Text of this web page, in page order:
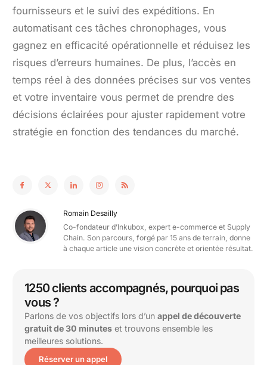
fournisseurs et le suivi des expéditions. En
automatisant ces tâches chronophages, vous
gagnez en efficacité opérationnelle et réduisez les
risques d’erreurs humaines. De plus, l’accès en
temps réel à des données précises sur vos ventes
et votre inventaire vous permet de prendre des
décisions éclairées pour ajuster rapidement votre
stratégie en fonction des tendances du marché.
Romain Desailly
Co-fondateur d’Inkubox, expert e-commerce et Supply
Chain. Son parcours, forgé par 15 ans de terrain, donne
à chaque article une vision concrète et orientée résultat.
1250 clients accompagnés, pourquoi pas
vous ?
Parlons de vos objectifs lors d’unappel de découverte
gratuit de 30 minutes et trouvons ensemble les
meilleures solutions.
Réserver un appel